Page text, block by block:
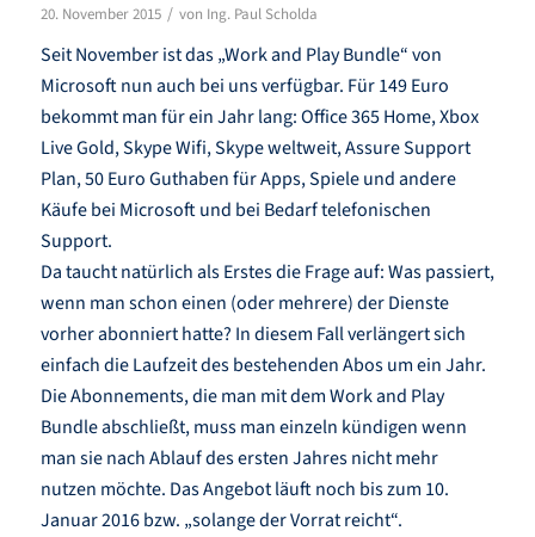
20. November 2015 / von Ing. Paul Scholda
Seit November ist das „Work and Play Bundle“ von
Microsoft nun auch bei uns verfügbar. Für 149 Euro
bekommt man für ein Jahr lang: Office 365 Home, Xbox
Live Gold, Skype Wifi, Skype weltweit, Assure Support
Plan, 50 Euro Guthaben für Apps, Spiele und andere
Käufe bei Microsoft und bei Bedarf telefonischen
Support.
Da taucht natürlich als Erstes die Frage auf: Was passiert,
wenn man schon einen (oder mehrere) der Dienste
vorher abonniert hatte? In diesem Fall verlängert sich
einfach die Laufzeit des bestehenden Abos um ein Jahr.
Die Abonnements, die man mit dem Work and Play
Bundle abschließt, muss man einzeln kündigen wenn
man sie nach Ablauf des ersten Jahres nicht mehr
nutzen möchte. Das Angebot läuft noch bis zum 10.
Januar 2016 bzw. „solange der Vorrat reicht“.